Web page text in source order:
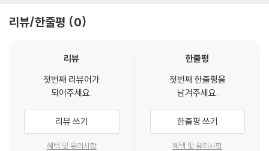
리뷰/한줄평 0
리뷰
첫번째 리뷰어가
되어주세요.
리뷰 쓰기
혜택 및 유의사항
한줄평
첫번째 한줄평을
남겨주세요.
한줄평 쓰기
혜택 및 유의사항